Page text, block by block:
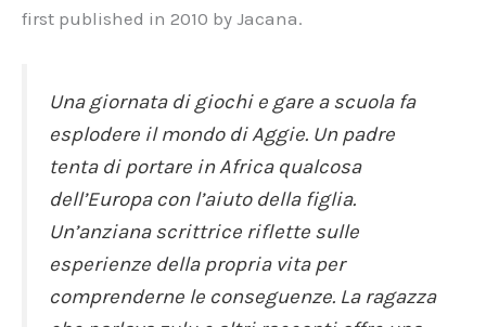
first published in 2010 by Jacana.
Una giornata di giochi e gare a scuola fa
esplodere il mondo di Aggie. Un padre
tenta di portare in Africa qualcosa
dell’Europa con l’aiuto della figlia.
Un’anziana scrittrice riflette sulle
esperienze della propria vita per
comprenderne le conseguenze. La ragazza